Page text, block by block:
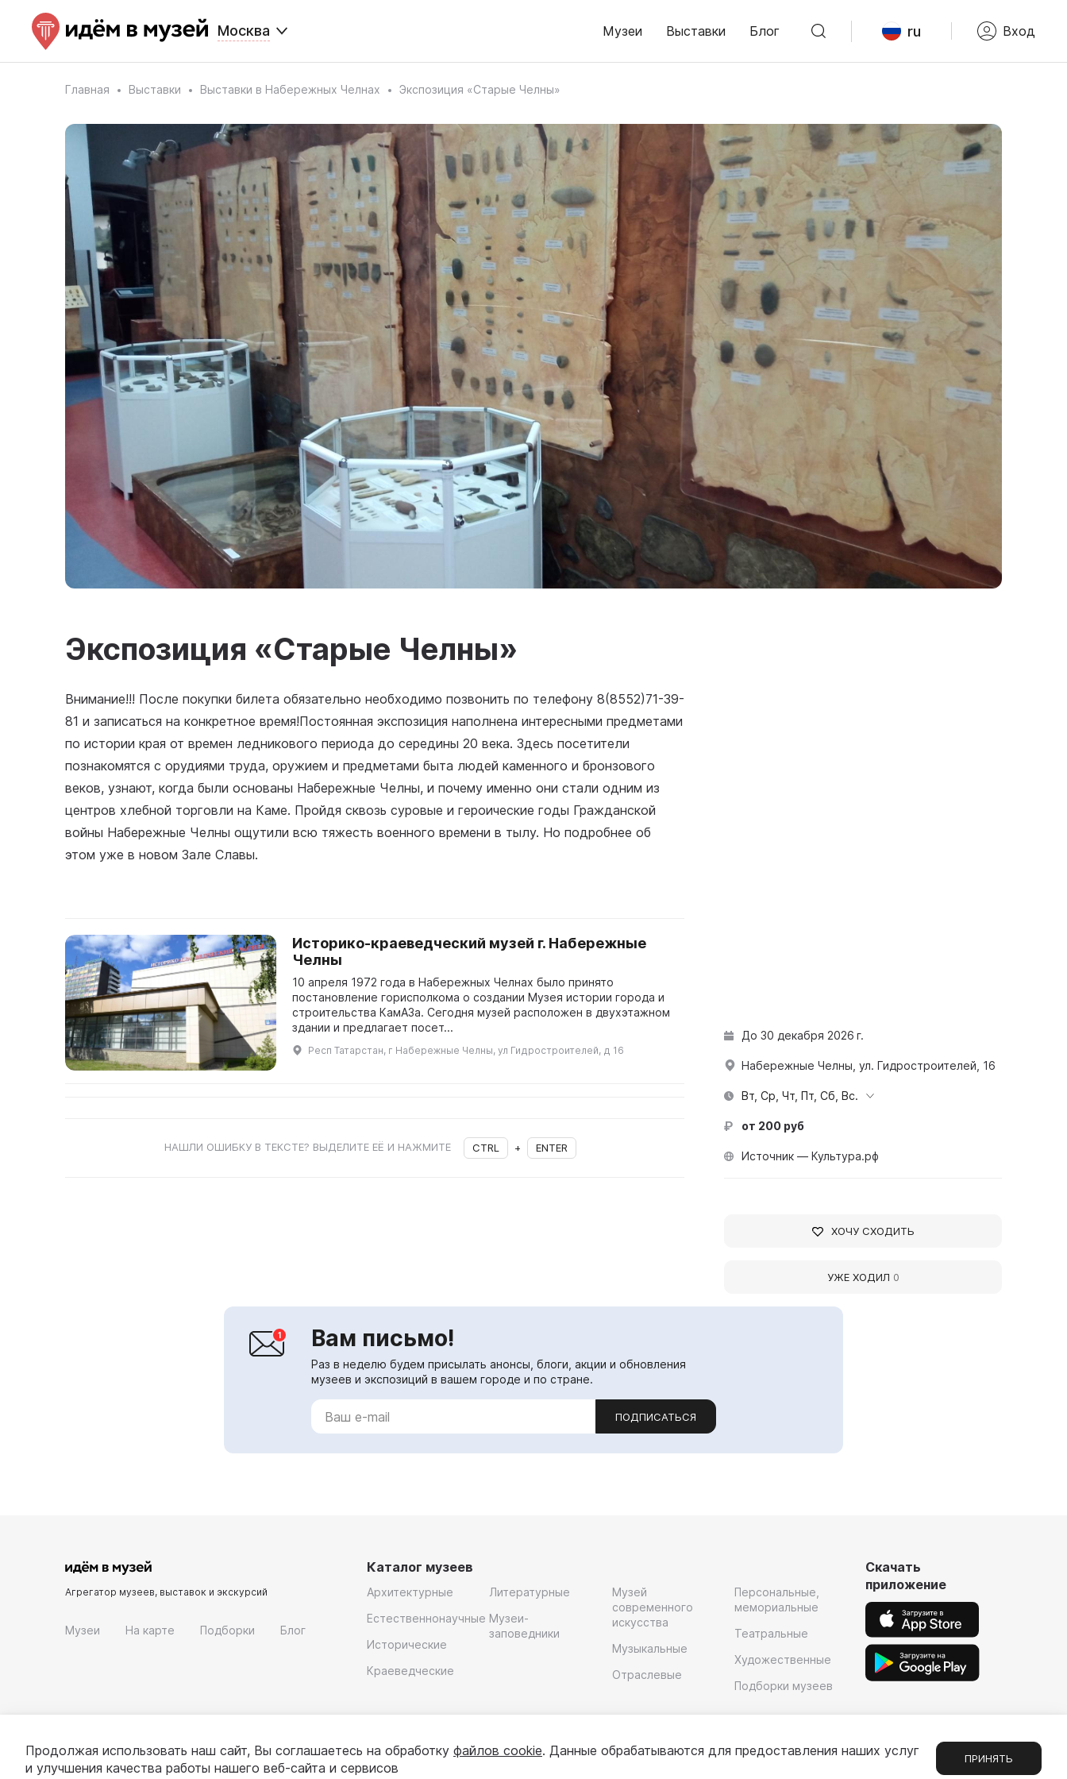
Москва Музеи Выставки Блог ru Вход
Главная Выставки Выставки в Набережных Челнах Экспозиция «Старые Челны»
Экспозиция «Старые Челны»
Внимание!!! После покупки билета обязательно необходимо позвонить по телефону 8(8552)71-39-
81 и записаться на конкретное время!Постоянная экспозиция наполнена интересными предметами
по истории края от времен ледникового периода до середины 20 века. Здесь посетители
познакомятся с орудиями труда, оружием и предметами быта людей каменного и бронзового
веков, узнают, когда были основаны Набережные Челны, и почему именно они стали одним из
центров хлебной торговли на Каме. Пройдя сквозь суровые и героические годы Гражданской
войны Набережные Челны ощутили всю тяжесть военного времени в тылу. Но подробнее об
этом уже в новом Зале Славы.
Историко-краеведческий музей г. Набережные
Челны
10 апреля 1972 года в Набережных Челнах было принято
постановление горисполкома о создании Музея истории города и
строительства КамАЗа. Сегодня музей расположен в двухэтажном
здании и предлагает посет...
Респ Татарстан, г Набережные Челны, ул Гидростроителей, д 16
НАШЛИ ОШИБКУ В ТЕКСТЕ? ВЫДЕЛИТЕ ЕЁ И НАЖМИТЕ CTRL + ENTER
До 30 декабря 2026 г.
Набережные Челны, ул. Гидростроителей, 16
Вт, Ср, Чт, Пт, Сб, Вс.
от 200 руб
Источник — Культура.рф
ХОЧУ СХОДИТЬ
УЖЕ ХОДИЛ 0
Вам письмо!
Раз в неделю будем присылать анонсы, блоги, акции и обновления
музеев и экспозиций в вашем городе и по стране.
ПОДПИСАТЬСЯ
Агрегатор музеев, выставок и экскурсий
Музеи На карте Подборки Блог
Каталог музеев
Архитектурные
Естественнонаучные
Исторические
Краеведческие
Литературные
Музеи-
заповедники
Музей
современного
искусства
Музыкальные
Отраслевые
Персональные,
мемориальные
Театральные
Художественные
Подборки музеев
Скачать
приложение
Продолжая использовать наш сайт, Вы соглашаетесь на обработку файлов cookie. Данные обрабатываются для предоставления наших услуг
и улучшения качества работы нашего веб-сайта и сервисов
ПРИНЯТЬ